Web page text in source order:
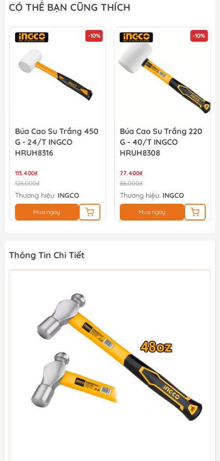
CÓ THỂ BẠN CŨNG THÍCH
-10%
Búa Cao Su Trắng 450
G - 24/T INGCO
HRUH8316
113.400₫
126.000₫
Thương hiệu: INGCO
Mua ngay
-10%
Búa Cao Su Trắng 220
G - 40/T INGCO
HRUH8308
77.400₫
86.000₫
Thương hiệu: INGCO
Mua ngay
Thông Tin Chi Tiết